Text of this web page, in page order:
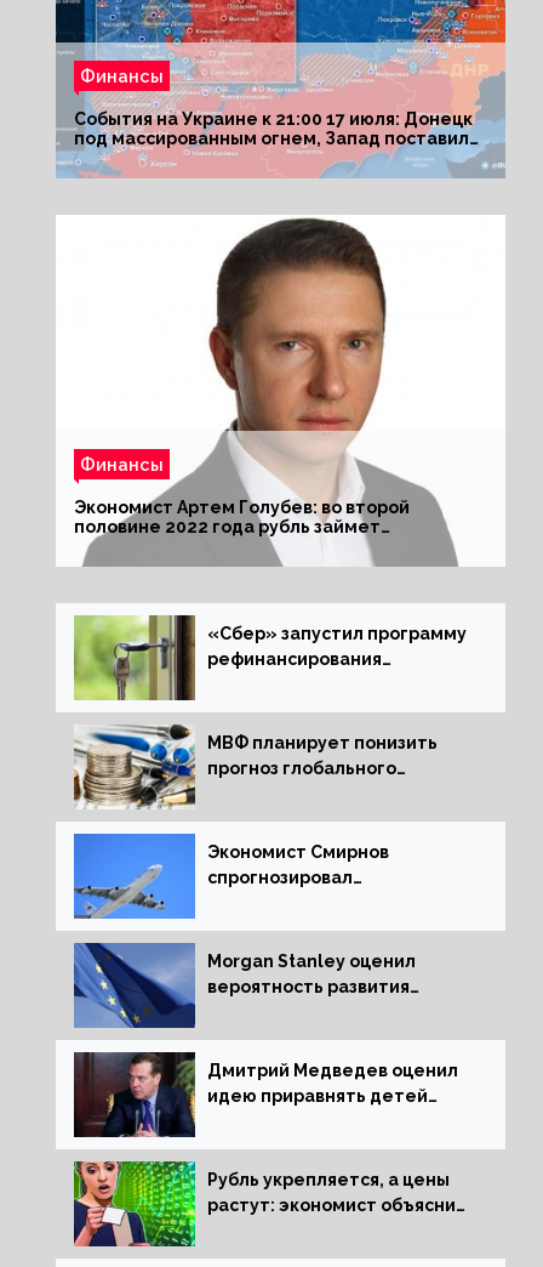
Финансы
События на Украине к 21:00 17 июля: Донецк
под массированным огнем, Запад поставил
Киеву ультиматум
Финансы
Экономист Артем Голубев: во второй
половине 2022 года рубль займет
комфортный курс
«Сбер» запустил программу
рефинансирования
МВФ планирует понизить
прогноз глобального
следующем отчете
Экономист Смирнов
спрогнозировал
России
Morgan Stanley оценил
вероятность развития
Дмитрий Медведев оценил
идею приравнять детей
Рубль укрепляется, а цены
растут: экономист объяснил
на рынок РФ